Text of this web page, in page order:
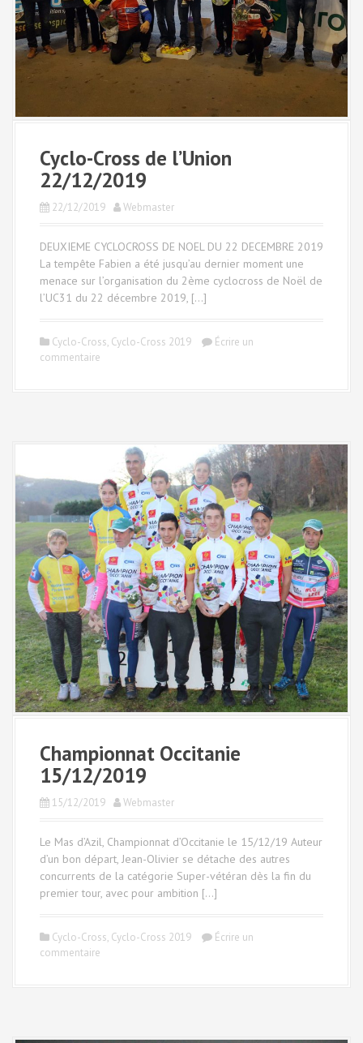
Cyclo-Cross de l’Union
22/12/2019
22/12/2019 Webmaster
DEUXIEME CYCLOCROSS DE NOEL DU 22 DECEMBRE 2019
La tempête Fabien a été jusqu’au dernier moment une
menace sur l’organisation du 2ème cyclocross de Noël de
l’UC31 du 22 décembre 2019, […]
Cyclo-Cross, Cyclo-Cross 2019
Écrire un
commentaire
Championnat Occitanie
15/12/2019
15/12/2019 Webmaster
Le Mas d’Azil, Championnat d’Occitanie le 15/12/19 Auteur
d’un bon départ, Jean-Olivier se détache des autres
concurrents de la catégorie Super-vétéran dès la fin du
premier tour, avec pour ambition […]
Cyclo-Cross, Cyclo-Cross 2019
Écrire un
commentaire